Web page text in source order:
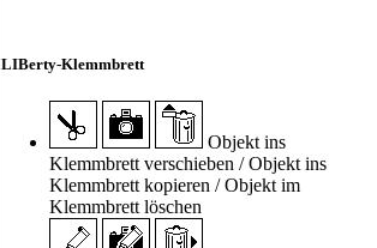
LIBerty-Klemmbrett
Objekt ins
Klemmbrett verschieben / Objekt ins
Klemmbrett kopieren / Objekt im
Klemmbrett löschen